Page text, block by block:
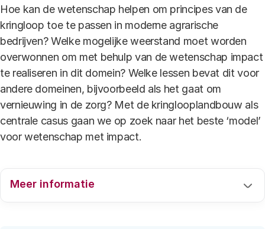
Hoe kan de wetenschap helpen om principes van de
kringloop toe te passen in moderne agrarische
bedrijven? Welke mogelijke weerstand moet worden
overwonnen om met behulp van de wetenschap impact
te realiseren in dit domein? Welke lessen bevat dit voor
andere domeinen, bijvoorbeeld als het gaat om
vernieuwing in de zorg? Met de kringlooplandbouw als
centrale casus gaan we op zoek naar het beste ‘model’
voor wetenschap met impact.
Meer informatie